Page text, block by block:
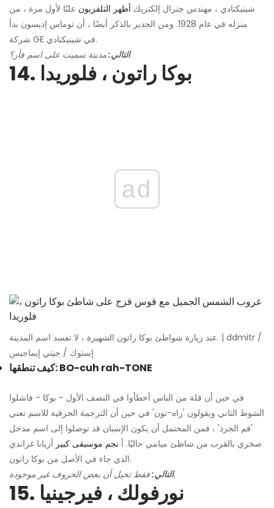
شينيكتادي ، مهندس جنرال إلكتريك أظهر التلفزيون علنًا لأول مرة ، من
منزله في عام 1928. ومن الجدير بالذكر أيضًا ، أن توماس إديسون بدأ
شركة GE في شينيكتادي.
التالي:مدينة سميت على اسم فأر؟
14. بوكا راتون ، فلوريدا
ad
عند زيارة شواطئ بوكا راتون الشهيرة ، لا تفسد اسم المدينة. | ddmitr /
إستوك / جيتي إيماجيس
كيف تنطقها: BO-cuh rah-TONE
في حين أن قلة من الناس أخطأوا في النصف الأول - بوكا - فاشلوا
الشوط الثاني ويقولون 'راه-تون' في حين أن الترجمة الحرفية للاسم تعني
'فم الجرذ' ، فمن المحتمل أن يكون الإسبان قد توصلوا إلى اسم مدخل
صخري بالقرب من شاطئ ميامي حاليًا. أ نجم موسيقى كبير أريانا غراندي
الذي جاء في الأصل من بوكا راتون.
التالي:فقط تخيل أن بعض الحروف غير موجودة.
15. نورفولك ، فيرجينيا